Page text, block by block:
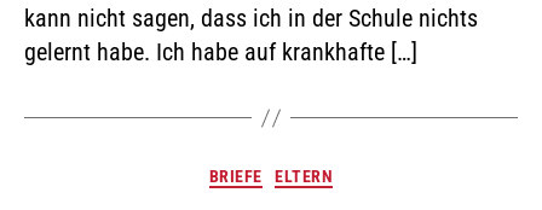
kann nicht sagen, dass ich in der Schule nichts
gelernt habe. Ich habe auf krankhafte […]
BRIEFE ELTERN